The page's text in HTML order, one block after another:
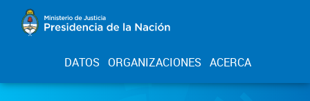
DATOS ORGANIZACIONES ACERCA